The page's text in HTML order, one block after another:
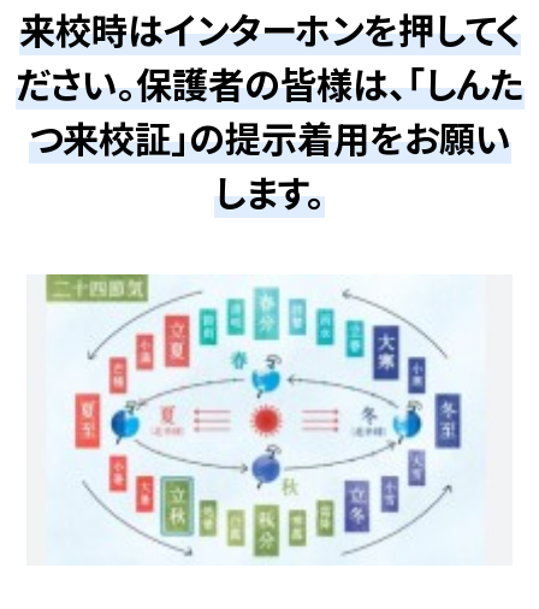
来校時はインターホンを押してく
ださい。保護者の皆様は、「しんた
つ来校証」の提示着用をお願い
します。